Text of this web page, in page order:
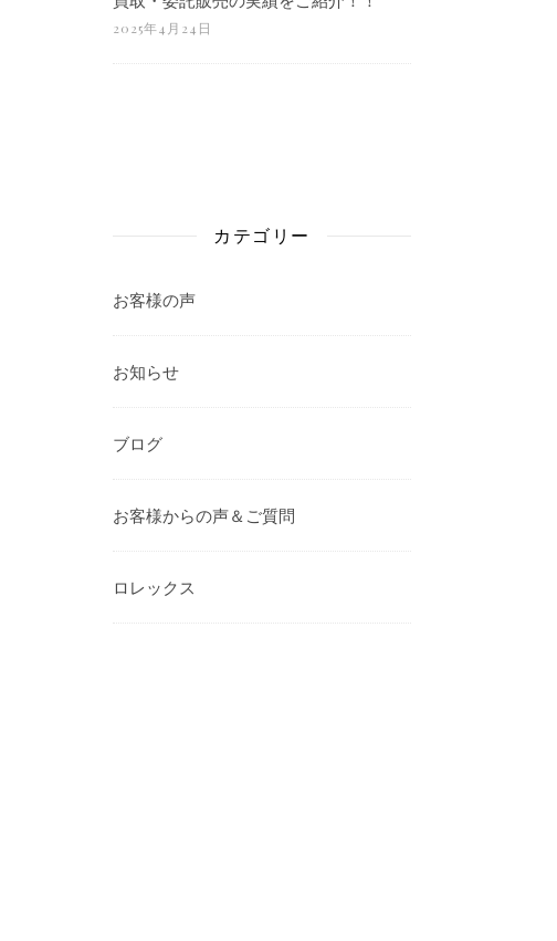
2025年4月24日
カテゴリー
お客様の声
お知らせ
ブログ
お客様からの声＆ご質問
ロレックス